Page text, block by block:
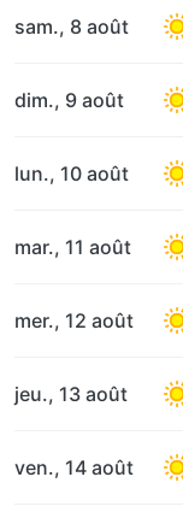
sam., 8 août
dim., 9 août
lun., 10 août
mar., 11 août
mer., 12 août
jeu., 13 août
ven., 14 août